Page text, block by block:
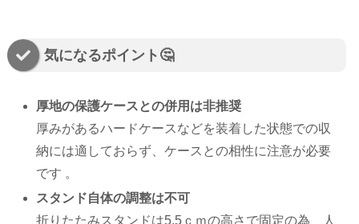
気になるポイント🤔
厚地の保護ケースとの併用は非推奨
厚みがあるハードケースなどを装着した状態での収
納には適しておらず、ケースとの相性に注意が必要
です 。
スタンド自体の調整は不可
折りたたみスタンドは5.5ｃｍの高さで固定の為、人